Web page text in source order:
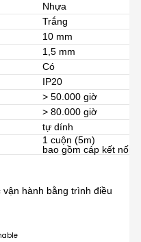
Nhựa
Trắng
10 mm
1,5 mm
Có
IP20
> 50.000 giờ
> 80.000 giờ
tự dính
1 cuộn (5m)
bao gồm cáp kết nối 2
hành bằng trình điều